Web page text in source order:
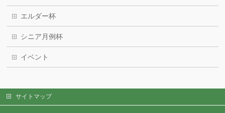
エルダー杯
シニア月例杯
イベント
サイトマップ